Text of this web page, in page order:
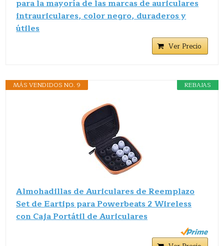
para la mayoría de las marcas de auriculares
intrauriculares, color negro, duraderos y
útiles
Ver Precio
REBAJAS
MÁS VENDIDOS NO. 9
Almohadillas de Auriculares de Reemplazo
Set de Eartips para Powerbeats 2 Wireless
con Caja Portátil de Auriculares